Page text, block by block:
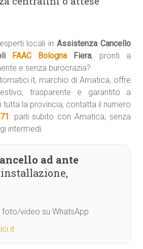
locali inAssistenza Cancello
FAAC Bologna Fiera, pronti a
e senza burocrazia?
marchio di Amatica, offre
trasparente e garantito a
tutta la provincia; contatta il numero
: parli subito con Amatica, senza
intermedi.
ad ante
foto/video su WhatsApp.